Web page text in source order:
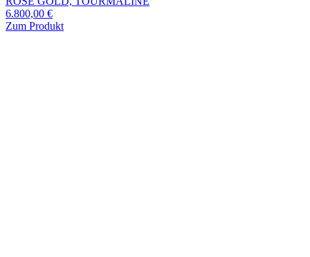
6.800,00 €
Zum Produkt